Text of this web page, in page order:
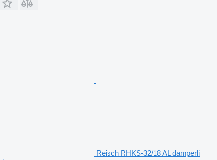
Reisch RHKS-32/18 AL damperli